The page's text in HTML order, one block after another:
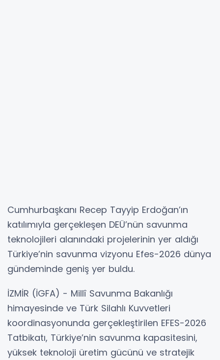
Cumhurbaşkanı Recep Tayyip Erdoğan’ın
katılımıyla gerçekleşen DEÜ’nün savunma
teknolojileri alanındaki projelerinin yer aldığı
Türkiye’nin savunma vizyonu Efes-2026 dünya
gündeminde geniş yer buldu.
İZMİR (İGFA) - Millî Savunma Bakanlığı
himayesinde ve Türk Silahlı Kuvvetleri
koordinasyonunda gerçekleştirilen EFES-2026
Tatbikatı, Türkiye’nin savunma kapasitesini,
yüksek teknoloji üretim gücünü ve stratejik